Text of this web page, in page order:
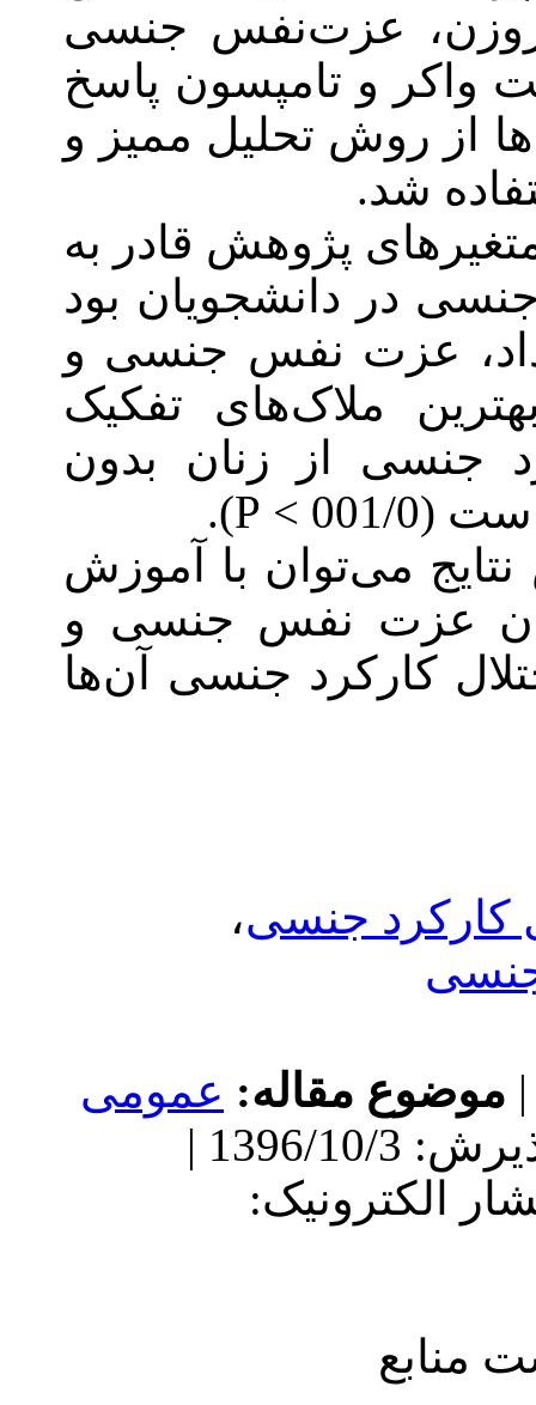
جنسی
تامپسون پاسخ
تحلیل ممیز و
پژوهش قادر به
دانشجویان بود
نفس جنسی و
تفکیک
از زنان بدون
با آموزش
نفس جنسی و
جنسی آن‌ها
جنسی ،
عمومى
دریافت: 1396/3/21 | پذیرش: 1396/10/3 |
الکترونیک: